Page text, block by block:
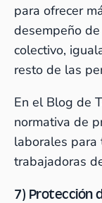
para ofrecer
desempeño
colectivo,
resto de las
En el Blog de
normativa de
laborales para
trabajadoras
7) Protección